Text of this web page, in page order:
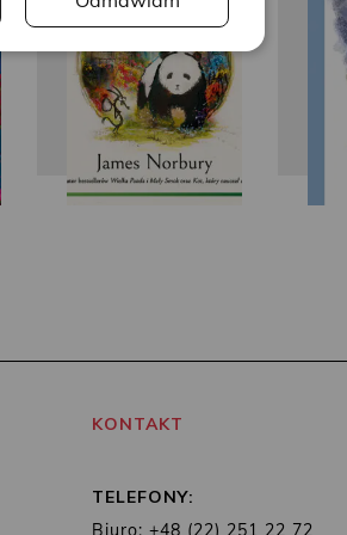
KONTAKT
TELEFONY:
Biuro: +48 (22) 251 22 72